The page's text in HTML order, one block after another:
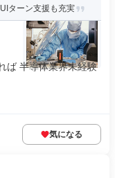
ターン支援も充実
ば 半導体業界未経験
気になる